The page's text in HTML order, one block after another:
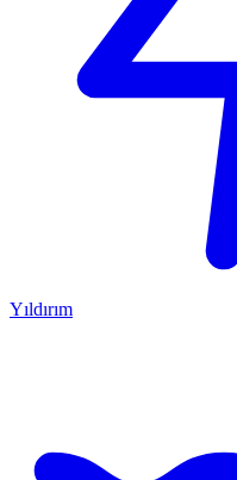
Yıldırım